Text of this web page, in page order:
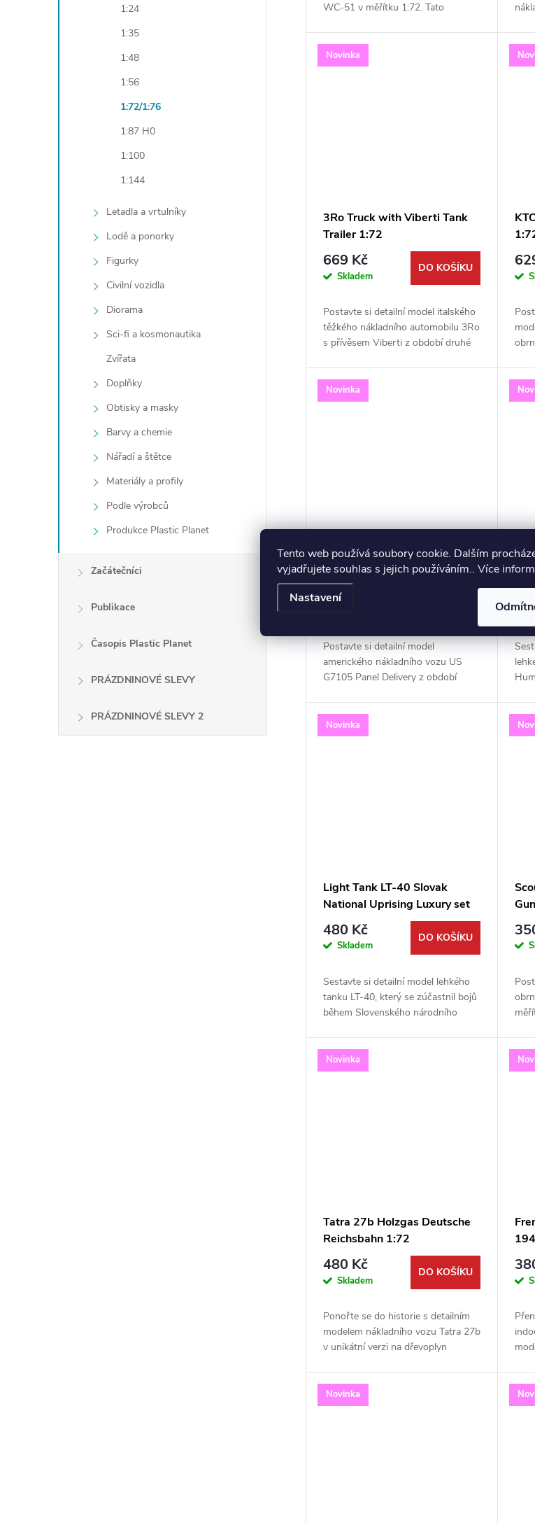
Tento web používá soubory cookie. Dalším
vyjadřujete souhlas s jejich používáním.. Více
Nastavení
1:24
1:35
1:48
1:56
1:72/1:76
1:87 H0
1:100
1:144
Letadla a vrtulníky
Lodě a ponorky
Figurky
Civilní vozidla
Diorama
Sci-fi a kosmonautika
Zvířata
Doplňky
Obtisky a masky
Barvy a chemie
Nářadí a štětce
Materiály a profily
Podle výrobců
Produkce Plastic Planet
Začátečníci
Publikace
Časopis Plastic Planet
PRÁZDNINOVÉ SLEVY
PRÁZDNINOVÉ SLEVY 2
u
k
WC-51 v měřítku 1:72. Tato
„Beepu“, který byl...
Novinka
3Ro Truck with Viberti Tank
Trailer 1:72
669 Kč
Skladem
DO KOŠÍKU
Postavte si detailní model italského
těžkého nákladního automobilu 3Ro
s přívěsem Viberti z období druhé
1:72 je...
Novinka
US G7105 1,5t 4x4 Panel
Delivery truck 1:72
598 Kč
Postavte si detailní model
amerického nákladního vozu US
G7105 Panel Delivery z období
ACE vám umožní...
Novinka
Light Tank LT-40 Slovak
National Uprising Luxury set
1:72
480 Kč
Skladem
DO KOŠÍKU
Sestavte si detailní model lehkého
tanku LT-40, který se zúčastnil bojů
během Slovenského národního
obsahuje...
–...
Novinka
Tatra 27b Holzgas Deutsche
Reichsbahn 1:72
480 Kč
Skladem
DO KOŠÍKU
Ponořte se do historie s detailním
modelem nákladního vozu Tatra 27b
v unikátní verzi na dřevoplyn
Kits věrně...
Novinka